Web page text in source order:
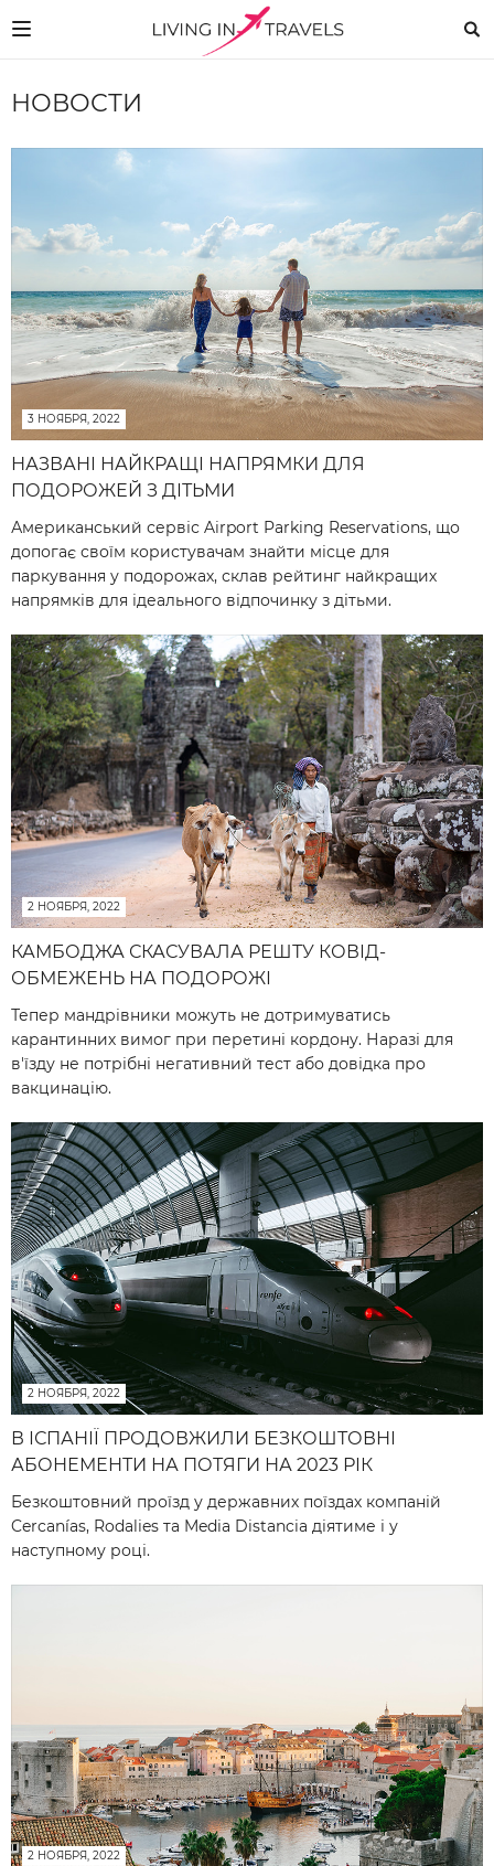
НОВОСТИ
3 НОЯБРЯ, 2022
НАЗВАНІ НАЙКРАЩІ НАПРЯМКИ ДЛЯ
ПОДОРОЖЕЙ З ДІТЬМИ
Американський сервіс Airport Parking Reservations, що
допогає своїм користувачам знайти місце для
паркування у подорожах, склав рейтинг найкращих
напрямків для ідеального відпочинку з дітьми.
2 НОЯБРЯ, 2022
КАМБОДЖА СКАСУВАЛА РЕШТУ КОВІД-
ОБМЕЖЕНЬ НА ПОДОРОЖІ
Тепер мандрівники можуть не дотримуватись
карантинних вимог при перетині кордону. Наразі для
в'їзду не потрібні негативний тест або довідка про
вакцинацію.
2 НОЯБРЯ, 2022
В ІСПАНІЇ ПРОДОВЖИЛИ БЕЗКОШТОВНІ
АБОНЕМЕНТИ НА ПОТЯГИ НА 2023 РІК
Безкоштовний проїзд у державних поїздах компаній
Cercanías, Rodalies та Media Distancia діятиме і у
наступному році.
2 НОЯБРЯ, 2022